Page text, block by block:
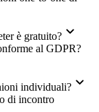
è gratuito?
al GDPR?
individuali?
di incontro